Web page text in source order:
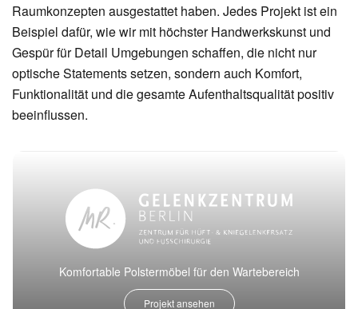
Raumkonzepten ausgestattet haben. Jedes Projekt ist ein
Beispiel dafür, wie wir mit höchster Handwerkskunst und
Gespür für Detail Umgebungen schaffen, die nicht nur
optische Statements setzen, sondern auch Komfort,
Funktionalität und die gesamte Aufenthaltsqualität positiv
beeinflussen.
Komfortable Polstermöbel für den Wartebereich
Projekt ansehen